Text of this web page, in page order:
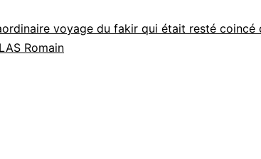
voyage du fakir qui était resté coincé
Romain